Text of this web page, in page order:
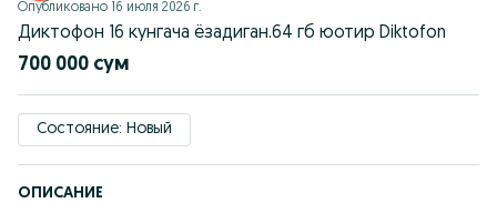
Опубликовано 16 июля 2026 г.
Диктофон 16 кунгача ёзадиган.64 гб юотир Diktofon
700 000 сум
Состояние: Новый
ОПИСАНИЕ